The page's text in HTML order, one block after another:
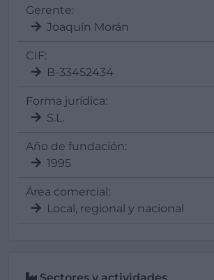
Gerente:
Joaquín Morán
CIF:
B-33452434
Forma jurídica:
S.L.
Año de fundación:
1995
Área comercial:
Local, regional y nacional